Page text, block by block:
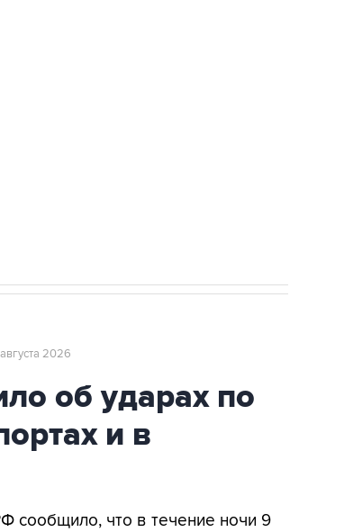
2026
об ударах по
и в
сообщило, что в течение ночи 9